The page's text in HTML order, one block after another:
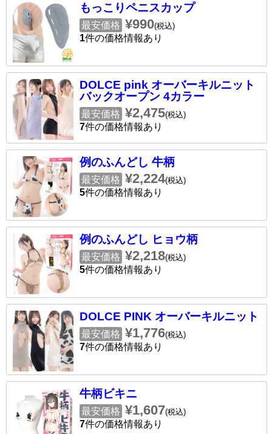
もっこりペニスカップ
最安価格 ¥990(税込)
1件の価格情報あり
DOLCE pink オーバーキルニット
バックオープン 4カラー
最安価格 ¥2,475(税込)
7件の価格情報あり
例のふんどし 牛柄
最安価格 ¥2,224(税込)
5件の価格情報あり
例のふんどし ヒョウ柄
最安価格 ¥2,218(税込)
5件の価格情報あり
DOLCE PINK オーバーキルニット
最安価格 ¥1,776(税込)
7件の価格情報あり
牛柄ビキニ
最安価格 ¥1,607(税込)
7件の価格情報あり